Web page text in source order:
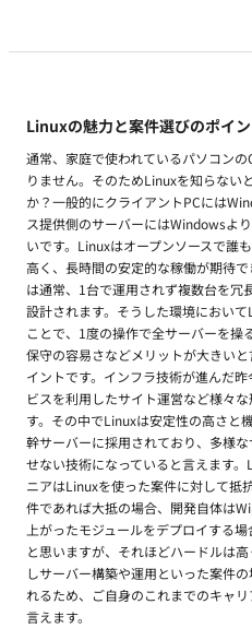
Linuxの魅力と案件選びのポイ
通常、家庭で使われているパソコン
りません。そのためLinuxを知らない
か？一般的にクライアントPCには
ス提供側のサーバーにはWindowsよ
いです。Linuxはオープンソースで誰
高く、長時間の安定的な稼働が期待
は通常、1台で運用されず複数台を冗
設計されます。そうした環境におい
ことで、1度の操作で全サーバーを操
保守の容易さなどメリットが大きい
イントです。インフラ技術が進んだ
ビスを利用したサイト運営など様々
す。その中でLinuxは安定性の高さと
幹サーバーに採用されており、多様
せない技術になっていると言えます
ニアはLinuxを使った案件に対して抵
件であれば大抵の場合、開発自体は
上がったモジュールをデプロイする
と思いますが、それほどハードルは
しサーバー構築や運用といった案件
れるため、ご自身のこれまでのキャ
言えます。